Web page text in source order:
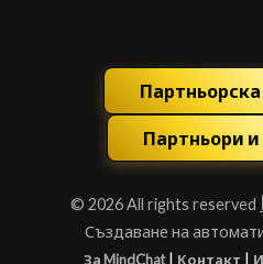
Партньори и
© 2026 All rights reserved
Създаване на
За MindChat | Контакт |